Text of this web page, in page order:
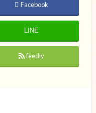
Facebook
LINE
feedly